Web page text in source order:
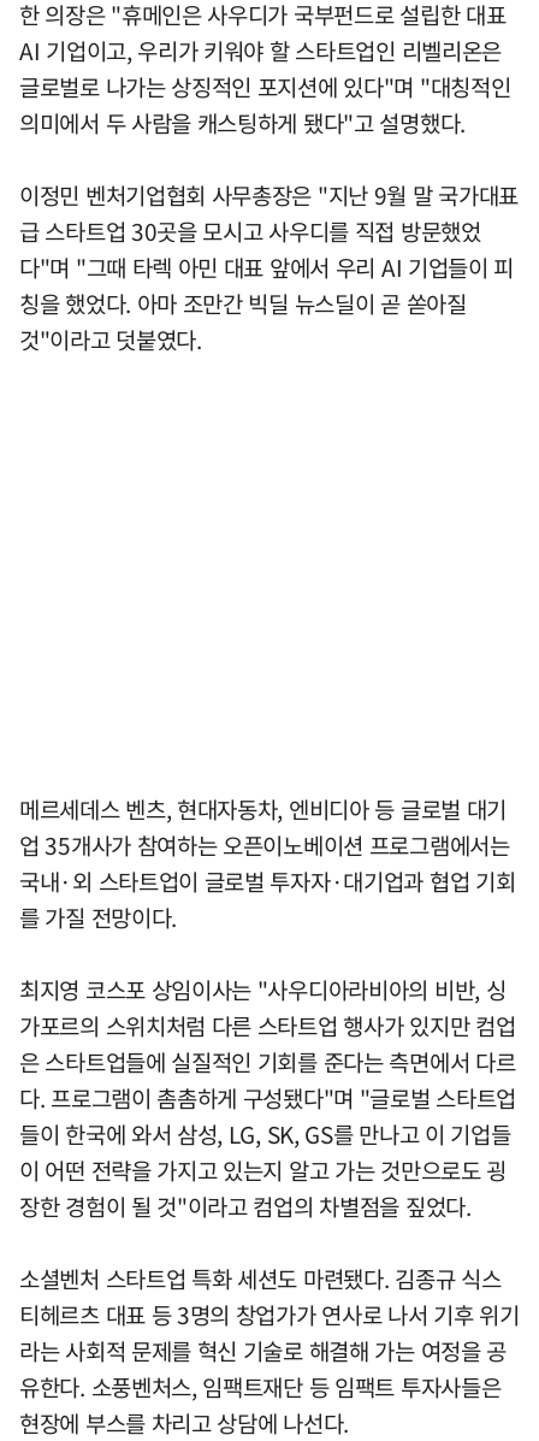
한 의장은 "휴메인은 사우디가 국부펀드로 설립한 대표
AI 기업이고, 우리가 키워야 할 스타트업인 리벨리온은
글로벌로 나가는 상징적인 포지션에 있다"며 "대칭적인
의미에서 두 사람을 캐스팅하게 됐다"고 설명했다.
이정민 벤처기업협회 사무총장은 "지난 9월 말 국가대표
급 스타트업 30곳을 모시고 사우디를 직접 방문했었
다"며 "그때 타렉 아민 대표 앞에서 우리 AI 기업들이 피
칭을 했었다. 아마 조만간 빅딜 뉴스딜이 곧 쏟아질
것"이라고 덧붙였다.
메르세데스 벤츠, 현대자동차, 엔비디아 등 글로벌 대기
업 35개사가 참여하는 오픈이노베이션 프로그램에서는
국내·외 스타트업이 글로벌 투자자·대기업과 협업 기회
를 가질 전망이다.
최지영 코스포 상임이사는 "사우디아라비아의 비반, 싱
가포르의 스위치처럼 다른 스타트업 행사가 있지만 컴업
은 스타트업들에 실질적인 기회를 준다는 측면에서 다르
다. 프로그램이 촘촘하게 구성됐다"며 "글로벌 스타트업
들이 한국에 와서 삼성, LG, SK, GS를 만나고 이 기업들
이 어떤 전략을 가지고 있는지 알고 가는 것만으로도 굉
장한 경험이 될 것"이라고 컴업의 차별점을 짚었다.
소셜벤처 스타트업 특화 세션도 마련됐다. 김종규 식스
티헤르츠 대표 등 3명의 창업가가 연사로 나서 기후 위기
라는 사회적 문제를 혁신 기술로 해결해 가는 여정을 공
유한다. 소풍벤처스, 임팩트재단 등 임팩트 투자사들은
현장에 부스를 차리고 상담에 나선다.